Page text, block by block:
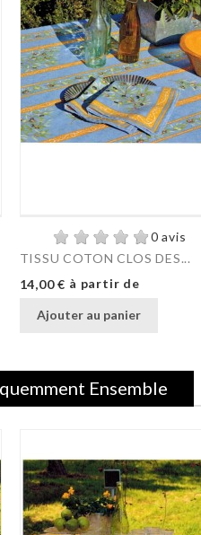
0 avis
TISSU COTON CLOS DES...
Prix
14,00 € à partir de
Ajouter au panier
Ensemble